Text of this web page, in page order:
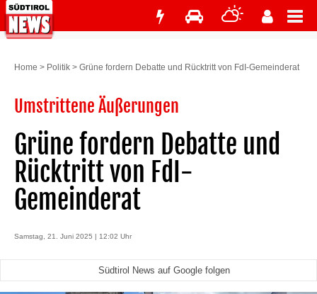
Home > Politik > Grüne fordern Debatte und Rücktritt von FdI-Gemeinderat
Umstrittene Äußerungen
Grüne fordern Debatte und
Rücktritt von FdI-
Gemeinderat
Samstag, 21. Juni 2025 | 12:02 Uhr
Südtirol News auf Google folgen